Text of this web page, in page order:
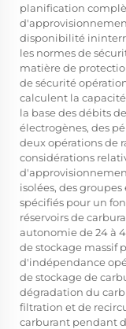
planification
disponibilité
les normes de
matière de
de sécurité
calculent la
la base des débits
électrogènes, des
deux opérations de
considérations
isolées, des
spécifiés pour un
réservoirs de
autonomie de 24 à
de stockage massif
d'indépendance
de stockage de
dégradation du
filtration et de
carburant pendant